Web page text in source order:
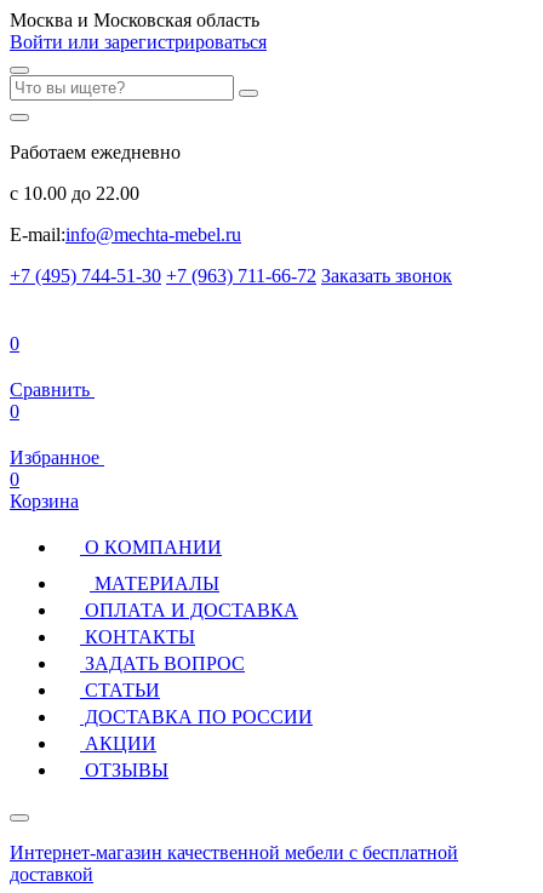
Москва и Московская область
Войти или зарегистрироваться
Работаем ежедневно
с 10.00 до 22.00
E-mail:info@mechta-mebel.ru
+7 (495) 744-51-30 +7 (963) 711-66-72 Заказать звонок
0
Сравнить
0
Избранное
0
Корзина
О КОМПАНИИ
МАТЕРИАЛЫ
ОПЛАТА И ДОСТАВКА
КОНТАКТЫ
ЗАДАТЬ ВОПРОС
СТАТЬИ
ДОСТАВКА ПО РОССИИ
АКЦИИ
ОТЗЫВЫ
Интернет-магазин качественной мебели с бесплатной
доставкой